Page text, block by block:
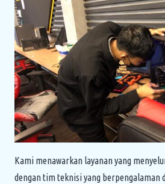
Kami menawarkan layanan yang
dengan tim teknisi yang berpengalaman